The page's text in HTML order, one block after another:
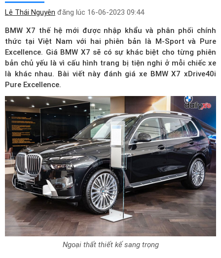
Lê Thái Nguyên đăng lúc 16-06-2023 09:44
BMW X7 thế hệ mới được nhập khẩu và phân phối chính
thức tại Việt Nam với hai phiên bản là M-Sport và Pure
Excellence. Giá BMW X7 sẽ có sự khác biệt cho từng phiên
bản chủ yếu là vì cấu hình trang bị tiện nghi ở mỗi chiếc xe
là khác nhau. Bài viết này đánh giá xe BMW X7 xDrive40i
Pure Excellence.
Ngoại thất thiết kế sang trọng